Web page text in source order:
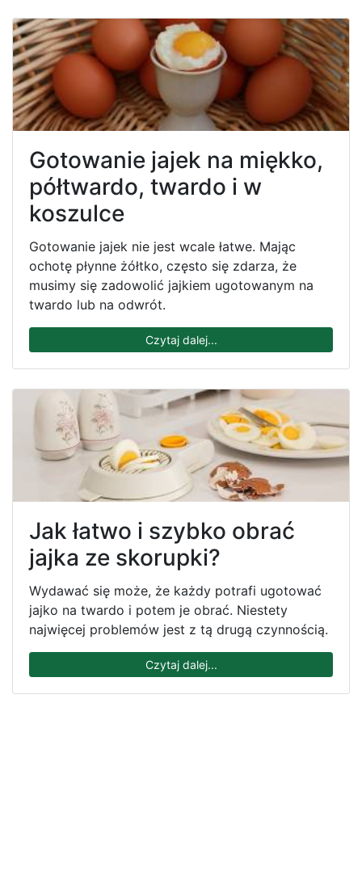
Gotowanie jajek na miękko,
półtwardo, twardo i w
koszulce
Gotowanie jajek nie jest wcale łatwe. Mając
ochotę płynne żółtko, często się zdarza, że
musimy się zadowolić jajkiem ugotowanym na
twardo lub na odwrót.
Czytaj dalej...
Jak łatwo i szybko obrać
jajka ze skorupki?
Wydawać się może, że każdy potrafi ugotować
jajko na twardo i potem je obrać. Niestety
najwięcej problemów jest z tą drugą czynnością.
Czytaj dalej...